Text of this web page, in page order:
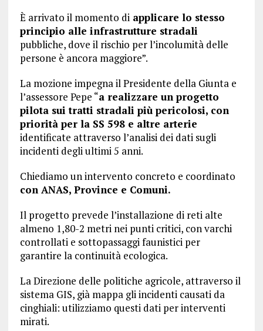
È arrivato il momento diapplicare lo stesso
principio alle infrastrutture stradali
pubbliche, dove il rischio per l’incolumità delle
persone è ancora maggiore”.
La mozione impegna il Presidente della Giunta e
l’assessore Pepe “a realizzare un progetto
pilota sui tratti stradali più pericolosi, con
priorità per la SS 598 e altre arterie
identificate attraverso l’analisi dei dati sugli
incidenti degli ultimi 5 anni.
Chiediamo un intervento concreto e coordinato
con ANAS, Province e Comuni.
Il progetto prevede l’installazione di reti alte
almeno 1,80-2 metri nei punti critici, con varchi
controllati e sottopassaggi faunistici per
garantire la continuità ecologica.
La Direzione delle politiche agricole, attraverso il
sistema GIS, già mappa gli incidenti causati da
cinghiali: utilizziamo questi dati per interventi
mirati.